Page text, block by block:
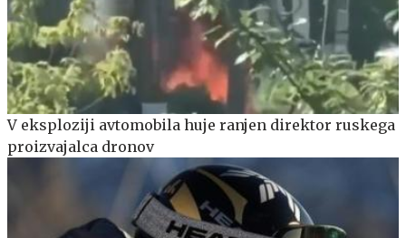
V eksploziji avtomobila huje ranjen direktor ruskega
proizvajalca dronov